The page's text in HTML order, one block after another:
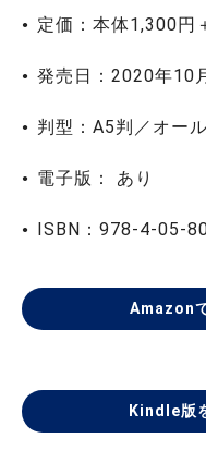
定価：本体1,300円
発売日：2020年10
判型：A5判／オー
電子版： あり
ISBN：978-4-05-
Amazon
Kindle版